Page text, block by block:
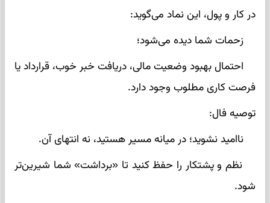
در کار و پول، این نماد می‌گوید:
زحمات شما دیده می‌شود؛
احتمال بهبود وضعیت مالی، دریافت خبر خوب، قرارداد یا
فرصت کاری مطلوب وجود دارد.
توصیه فال:
ناامید نشوید؛ در میانه مسیر هستید، نه انتهای آن.
نظم و پشتکار را حفظ کنید تا «برداشت» شما شیرین‌تر
شود.